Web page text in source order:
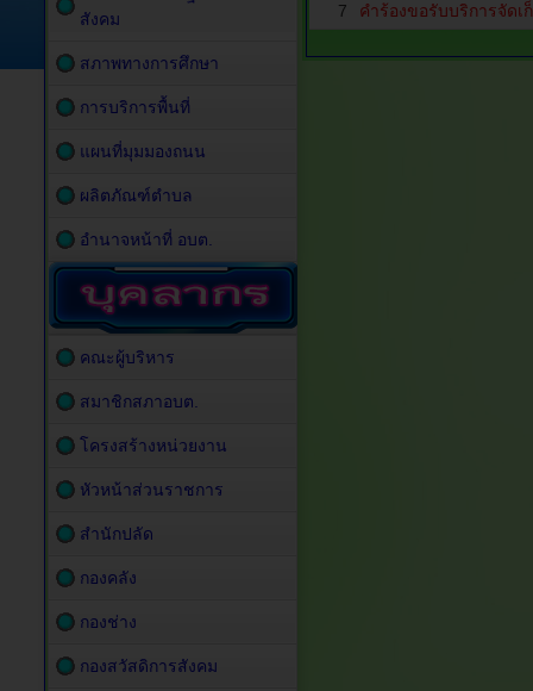
7
คำร้องขอรับบริการจัดเ
สังคม
สภาพทางการศึกษา
การบริการพื้นที่
แผนที่มุมมองถนน
ผลิตภัณฑ์ตำบล
อำนาจหน้าที่ อบต.
คณะผู้บริหาร
สมาชิกสภาอบต.
โครงสร้างหน่วยงาน
หัวหน้าส่วนราชการ
สำนักปลัด
กองคลัง
กองช่าง
กองสวัสดิการสังคม